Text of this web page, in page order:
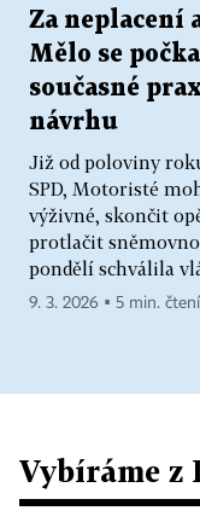
Za neplacení
Mělo se
současné
návrhu
Již od poloviny
SPD, Motoristé
výživné, skončit
protlačit
pondělí schválila
9. 3. 2026 ▪ 5 min. čtení
Vybíráme z